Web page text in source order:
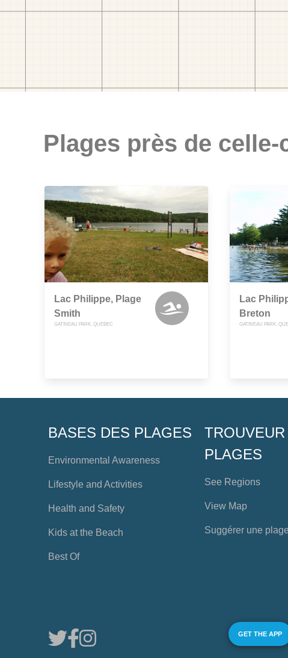
Plages près de celle-
Lac Philippe, Plage
Smith
GATINEAU PARK, QUEBEC
Lac
Breton
GATINEAU PARK,
BASES DES PLAGES
Environmental Awareness
Lifestyle and Activities
Health and Safety
Kids at the Beach
Best Of
PLAGES
See Regions
View Map
Suggérer une
GET THE APP